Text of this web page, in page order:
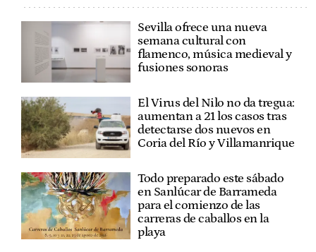
Sevilla ofrece una nueva
semana cultural con
flamenco, música medieval y
fusiones sonoras
El Virus del Nilo no da tregua:
aumentan a 21 los casos tras
detectarse dos nuevos en
Coria del Río y Villamanrique
Todo preparado este sábado
en Sanlúcar de Barrameda
para el comienzo de las
carreras de caballos en la
playa